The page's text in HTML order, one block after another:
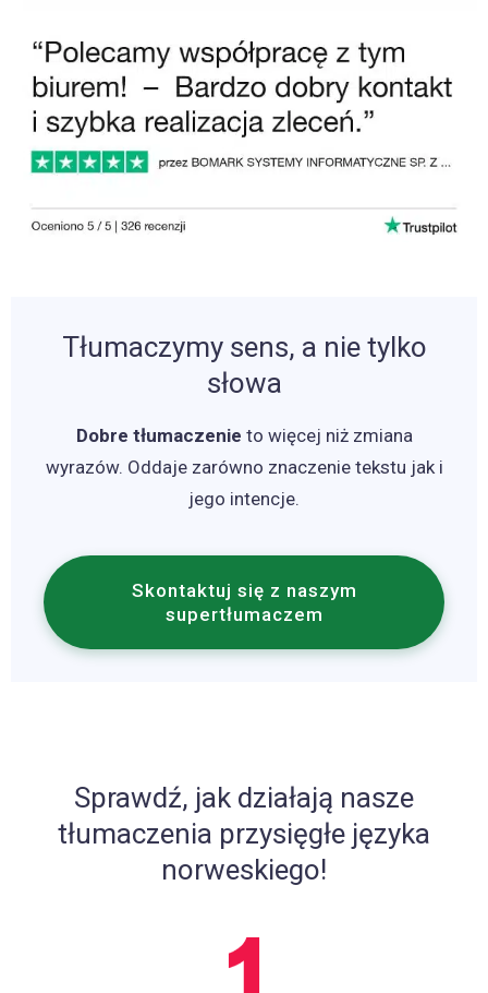
Tłumaczymy sens, a nie tylko
słowa
Dobre tłumaczenie to więcej niż zmiana
wyrazów. Oddaje zarówno znaczenie tekstu jak i
jego intencje.
Skontaktuj się z naszym
supertłumaczem
Sprawdź, jak działają nasze
tłumaczenia przysięgłe języka
norweskiego!